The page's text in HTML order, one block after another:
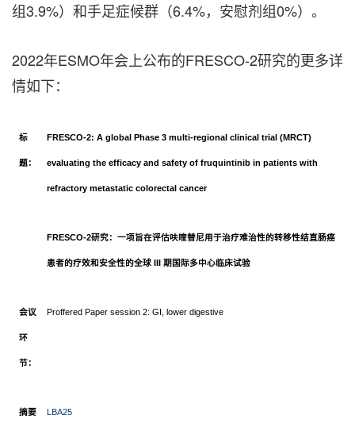
组3.9%）和手足症候群（6.4%，安慰剂组0%）。
2022年ESMO年会上公布的FRESCO-2研究的更多详
情如下：
标
题：
FRESCO-2: A global Phase 3 multi-regional clinical trial (MRCT)
evaluating the efficacy and safety of fruquintinib in patients with
refractory metastatic colorectal cancer
FRESCO-2研究： 一项旨在评估呋喹替尼用于治疗难治性的转移性结直肠癌
患者的疗效和安全性的全球III 期国 际多中心临床试验
会议
环
节：
Proffered Paper session 2: GI, lower digestive
摘要 LBA25